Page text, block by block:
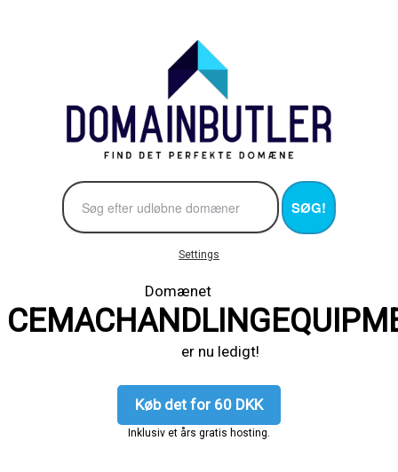
SØG!
Settings
Domænet
er nu ledigt!
Køb det for 60 DKK
Inklusiv et års gratis hosting.